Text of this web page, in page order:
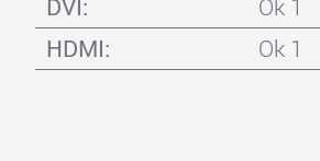
DVI:
Ok 1
HDMI:
Ok 1